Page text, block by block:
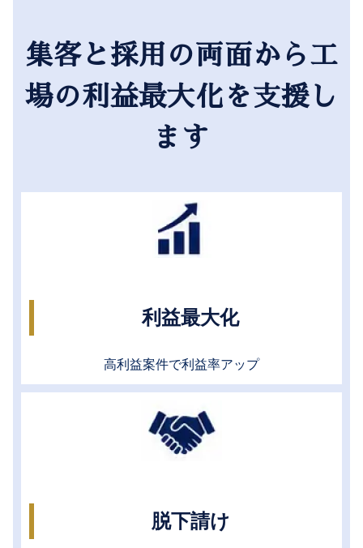
集客と採用の両面から工
場の利益最大化を支援し
ます
利益最大化
高利益案件で利益率アップ
脱下請け